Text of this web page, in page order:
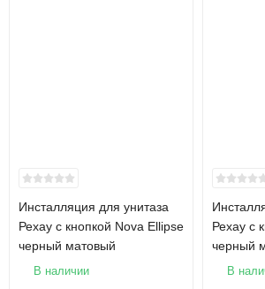
Инсталляция для унитаза
Рехау с кнопкой Nova Ellipse
черный матовый
В наличии
Рехау с
черный
В